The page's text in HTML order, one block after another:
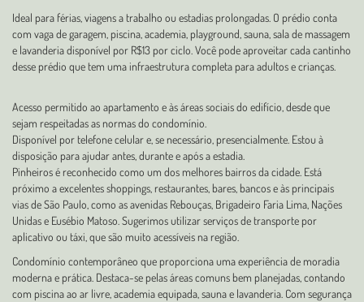
Ideal para férias, viagens a trabalho ou estadias prolongadas. O prédio conta
com vaga de garagem, piscina, academia, playground, sauna, sala de massagem
e lavanderia disponível por R$13 por ciclo. Você pode aproveitar cada cantinho
desse prédio que tem uma infraestrutura completa para adultos e crianças.
Acesso permitido ao apartamento e às áreas sociais do edifício, desde que
sejam respeitadas as normas do condomínio.
Disponível por telefone celular e, se necessário, presencialmente. Estou à
disposição para ajudar antes, durante e após a estadia.
Pinheiros é reconhecido como um dos melhores bairros da cidade. Está
próximo a excelentes shoppings, restaurantes, bares, bancos e às principais
vias de São Paulo, como as avenidas Rebouças, Brigadeiro Faria Lima, Nações
Unidas e Eusébio Matoso. Sugerimos utilizar serviços de transporte por
aplicativo ou táxi, que são muito acessíveis na região.
Condomínio contemporâneo que proporciona uma experiência de moradia
moderna e prática. Destaca-se pelas áreas comuns bem planejadas, contando
com piscina ao ar livre, academia equipada, sauna e lavanderia. Com segurança